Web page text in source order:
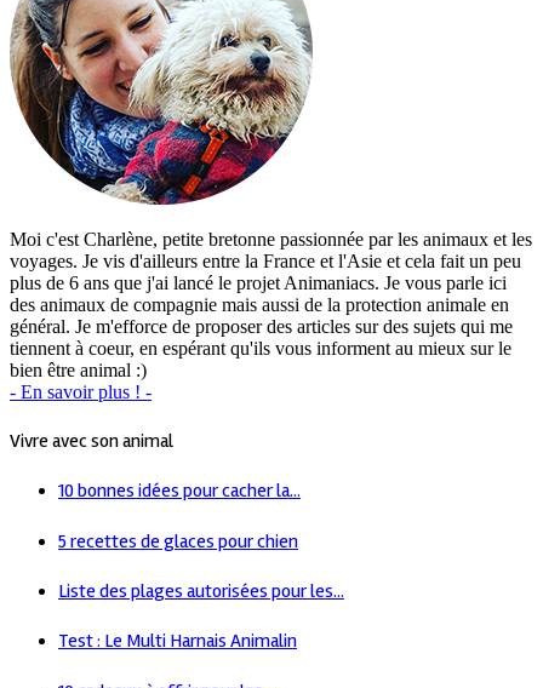
Moi c'est Charlène, petite bretonne passionnée par les animaux et les
voyages. Je vis d'ailleurs entre la France et l'Asie et cela fait un peu
plus de 6 ans que j'ai lancé le projet Animaniacs. Je vous parle ici
des animaux de compagnie mais aussi de la protection animale en
général. Je m'efforce de proposer des articles sur des sujets qui me
tiennent à coeur, en espérant qu'ils vous informent au mieux sur le
bien être animal :)
- En savoir plus ! -
Vivre avec son animal
10 bonnes idées pour cacher la...
5 recettes de glaces pour chien
Liste des plages autorisées pour les...
Test : Le Multi Harnais Animalin